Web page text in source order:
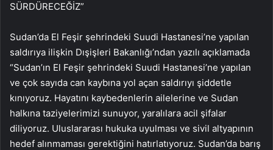
SÜRDÜRECEĞİZ”
Sudan’da El Feşir şehrindeki Suudi Hastanesi’ne yapılan
saldırıya ilişkin Dışişleri Bakanlığı’ndan yazılı açıklamada
“Sudan’ın El Feşir şehrindeki Suudi Hastanesi’ne yapılan
ve çok sayıda can kaybına yol açan saldırıyı şiddetle
kınıyoruz. Hayatını kaybedenlerin ailelerine ve Sudan
halkına taziyelerimizi sunuyor, yaralılara acil şifalar
diliyoruz. Uluslararası hukuka uyulması ve sivil altyapının
hedef alınmaması gerektiğini hatırlatıyoruz. Sudan’da barış